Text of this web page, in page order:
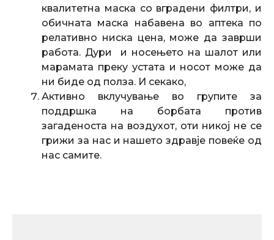
квалитетна маска со вградени филтри, и
обичната маска набавена во аптека по
релативно ниска цена, може да заврши
работа. Дури и носењето на шалот или
марамата преку устата и носот може да
ни биде од полза. И секако,
Активно вклучување во групите за
поддршка на борбата против
загаденоста на воздухот, оти никој не се
грижи за нас и нашето здравје повеќе од
нас самите.